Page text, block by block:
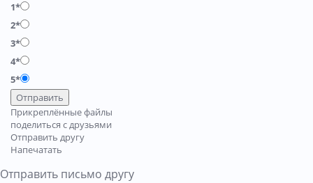
1*
2*
3*
4*
5*
Отправить
Прикреплённые файлы
поделиться с друзьями
Отправить другу
Напечатать
Отправить письмо другу